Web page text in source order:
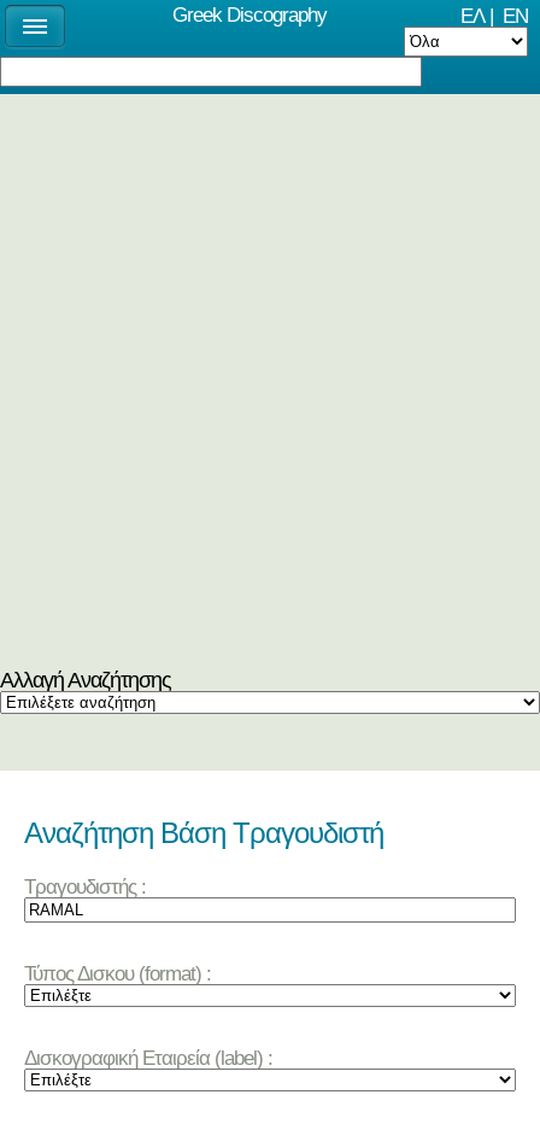
ΕΛ| EN
Αλλαγή Αναζήτησης
Αναζήτηση Βάση Τραγουδιστή
Τραγουδιστής :
Τύπος Δισκου (format) :
Δισκογραφική Εταιρεία (label) :
Greek Discography